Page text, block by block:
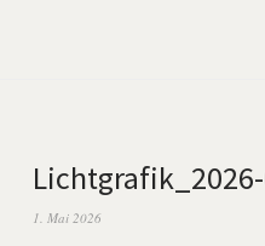
1. Mai 2026